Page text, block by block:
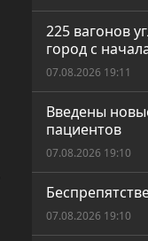
225 вагонов
город с
07.08.2026 19:11
Введены
пациентов
07.08.2026 19:10
07.08.2026 19:10